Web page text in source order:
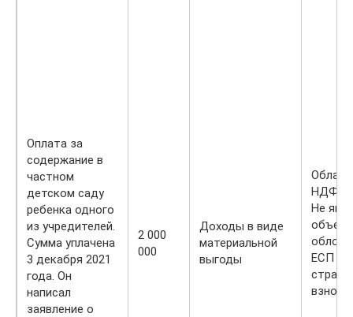
Оплата за
содержание в
частном
детском саду
ребенка одного
из учредителей.
Сумма уплачена
3 декабря 2021
года. Он
написал
заявление о
2 000
000
Доходы в виде
материальной
выгоды
НДФЛ.
Не
ЕСП и